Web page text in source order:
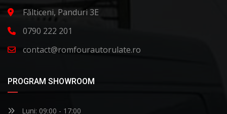
Fălticeni, Panduri 3E
0790 222 201
contact@romfourautorulate.ro
PROGRAM SHOWROOM
Luni: 09:00 - 17:00